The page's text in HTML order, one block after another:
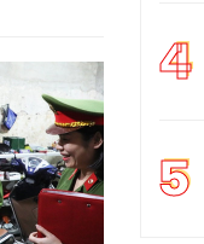
4
5